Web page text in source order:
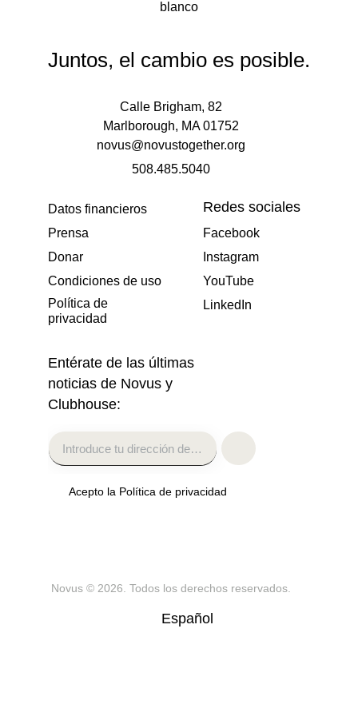
Juntos, el cambio es posible.
Calle Brigham, 82
Marlborough, MA 01752
novus@novustogether.org
508.485.5040
Datos financieros
Prensa
Donar
Condiciones de uso
Política de
privacidad
Redes sociales
Facebook
Instagram
YouTube
LinkedIn
Entérate de las últimas
noticias de Novus y
Clubhouse:
Acepto la Política de privacidad
Novus © 2026. Todos los derechos reservados.
Español